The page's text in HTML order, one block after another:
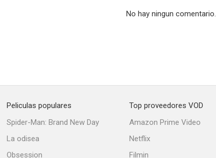
No hay ningun comentario.
Peliculas populares
Spider-Man: Brand New Day
La odisea
Obsession
Top proveedores VOD
Amazon Prime Video
Netflix
Filmin